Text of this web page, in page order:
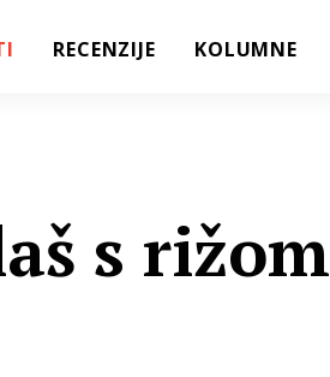
RECENZIJE KOLUMNE
s rižom